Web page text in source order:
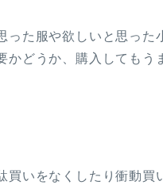
た服や欲しいと思った
どうか、購入してもう
いをなくしたり衝動買